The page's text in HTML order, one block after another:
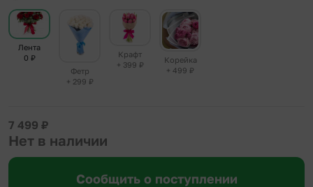
Лента
0 ₽
Фетр
+ 299 ₽
Крафт
+ 399 ₽
Корейка
+ 499 ₽
7 499 ₽
Нет в наличии
Сообщить о поступлении